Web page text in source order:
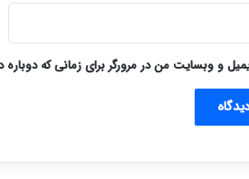
و وبسایت من در مرورگر برای زمانی که